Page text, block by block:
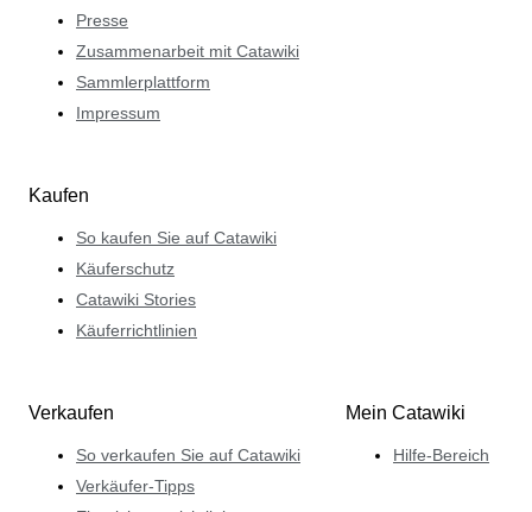
Presse
Zusammenarbeit mit Catawiki
Sammlerplattform
Impressum
Kaufen
So kaufen Sie auf Catawiki
Käuferschutz
Catawiki Stories
Käuferrichtlinien
Verkaufen
So verkaufen Sie auf Catawiki
Verkäufer-Tipps
Mein Catawiki
Hilfe-Bereich